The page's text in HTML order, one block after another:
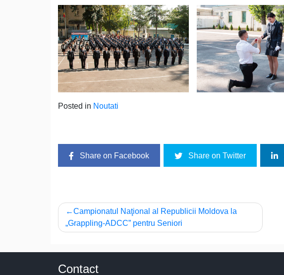
Posted in Noutati
Share on Facebook Share on Twitter
Post
navigation
Campionatul Naţional al Republicii Moldova la
„Grappling-ADCC” pentru Seniori
Contact